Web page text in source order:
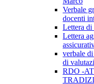
Verbale
docenti
Lettera
Lettera
verbale
di
RDO -